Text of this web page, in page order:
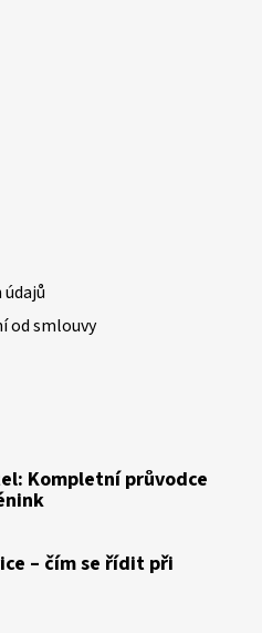
od smlouvy
Kompletní průvodce
– čím se řídit při